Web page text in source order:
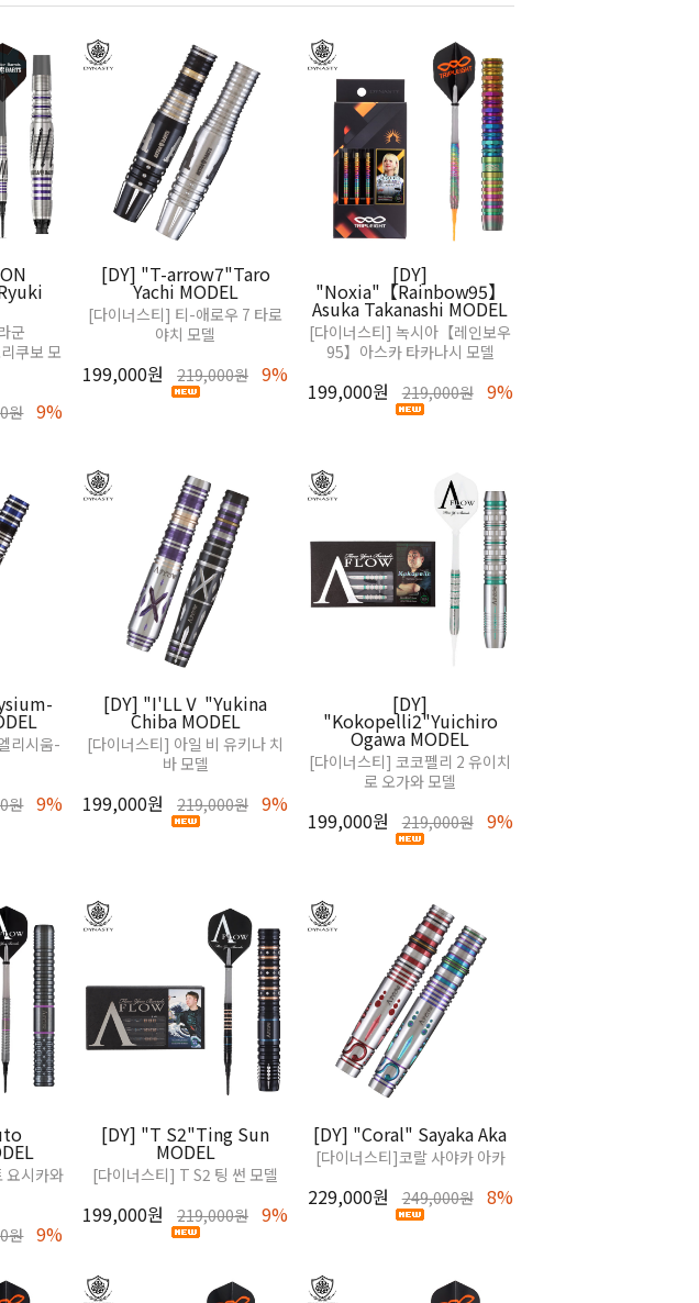
군
쿠보 모
원 9%
[DY] "T-arrow7"Taro
Yachi MODEL
[다이너스티] 티-애로우 7 타로
야치 모델
199,000원 219,000원 9%
[DY]
"Noxia"【Rainbow95】
Asuka Takanashi MODEL
[다이너스티] 녹시아【레인보우
95】아스카 타카나시 모델
199,000원 219,000원 9%
리시움-
원 9%
[DY] "I'LLⅤ "Yukina
Chiba MODEL
[다이너스티] 아일 비 유키나 치
바 모델
199,000원 219,000원 9%
[DY]
"Kokopelli2"Yuichiro
Ogawa MODEL
[다이너스티] 코코펠리 2 유이치
로 오가와 모델
199,000원 219,000원 9%
요시카와
원 9%
[DY] "T S2"Ting Sun
MODEL
[다이너스티] T S2 팅 썬 모델
199,000원 219,000원 9%
[DY] "Coral" Sayaka Aka
[다이너스티]코랄 사야카 아카
229,000원 249,000원 8%